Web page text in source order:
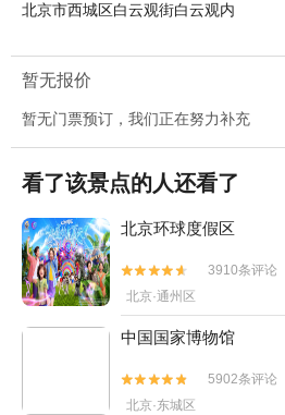
北京市西城区白云观街白云观内
暂无报价
暂无门票预订，我们正在努力补充
看了该景点的人还看了
北京环球度假区


3910条评论
北京·通州区
中国国家博物馆


5902条评论
北京·东城区